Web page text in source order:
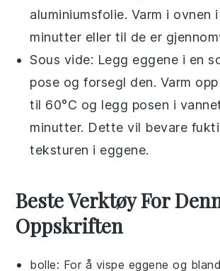
aluminiumsfolie. Varm i ovnen
minutter eller til de er
Sous vide: Legg eggene i en
pose og forsegl den. Varm
til 60°C og legg posen i
minutter. Dette vil bevare
teksturen i eggene.
Beste Verktøy For
Oppskriften
bolle: For å vispe eggene og